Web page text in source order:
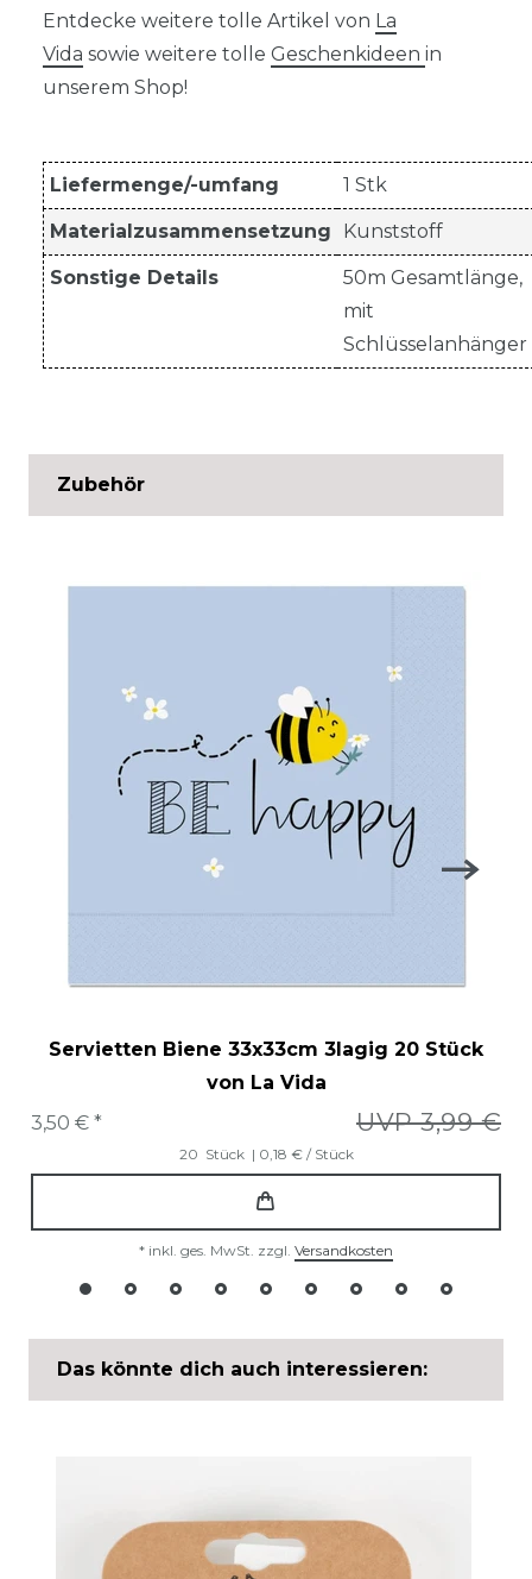
Entdecke weitere tolle Artikel von La
Vida sowie weitere tolle Geschenkideen in
unserem Shop!
Liefermenge/-umfang 1 Stk
Materialzusammensetzung Kunststoff
Sonstige Details
50m Gesamtlänge,
mit
Schlüsselanhänger
Zubehör
Servietten Biene 33x33cm 3lagig 20 Stück
von La Vida
UVP 3,99 €
3,50 € *
20 Stück | 0,18 € / Stück
* inkl. ges. MwSt. zzgl. Versandkosten
Das könnte dich auch interessieren: